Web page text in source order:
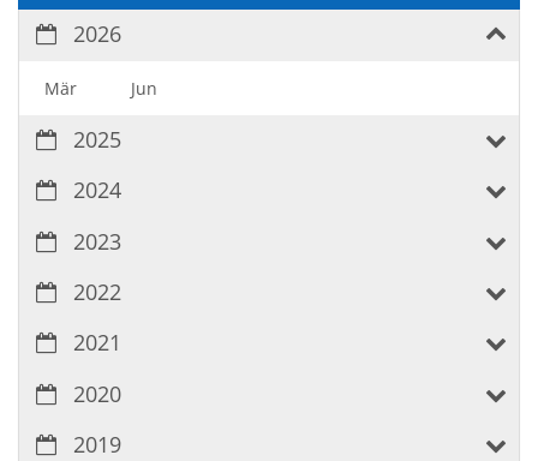
2026
Mär Jun
2025
2024
2023
2022
2021
2020
2019